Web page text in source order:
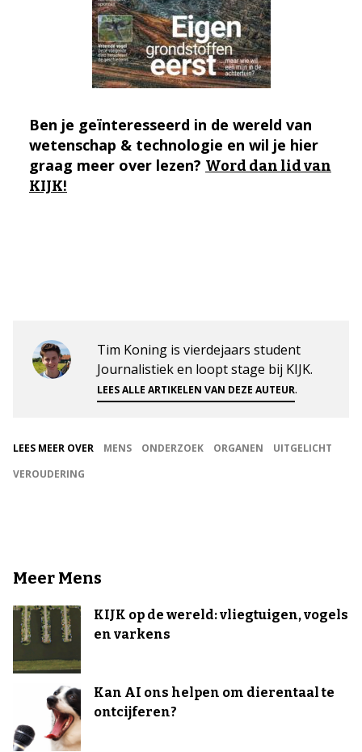
Ben je geïnteresseerd in de wereld van
wetenschap & technologie en wil je hier
graag meer over lezen? Word dan lid van
KIJK!
Tim Koning is vierdejaars student
Journalistiek en loopt stage bij KIJK.
LEES ALLE ARTIKELEN VAN DEZE AUTEUR.
LEES MEER OVER MENS ONDERZOEK ORGANEN
UITGELICHT
VEROUDERING
Meer Mens
KIJK op de wereld: vliegtuigen, vogels
en varkens
Kan AI ons helpen om dierentaal te
ontcijferen?